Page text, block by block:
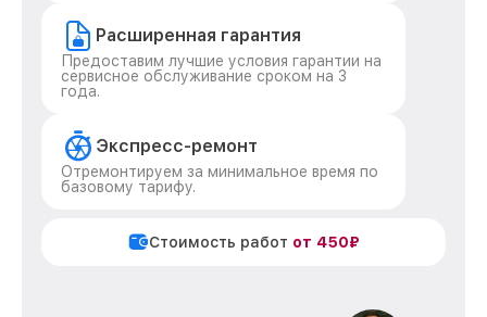
Расширенная гарантия
Предоставим лучшие условия гарантии на
сервисное обслуживание сроком на 3
года.
Экспресс-ремонт
Отремонтируем за минимальное время по
базовому тарифу.
Стоимость работ от 450₽